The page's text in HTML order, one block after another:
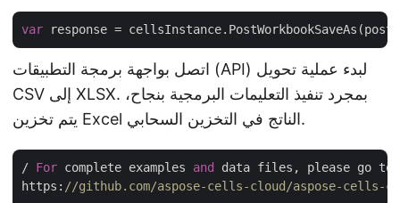
var
اتصل بواجهة برمجة التطبيقات (API) لبدء عملية تحويل
CSV إلى XLSX. بمجرد تنفيذ التعليمات البرمجية بنجاح،
يتم تخزين Excel الناتج في التخزين السحابي.
/ For complete examples and
data files, please go to
https: //github.com/aspose-cells-cloud/aspose-cells-